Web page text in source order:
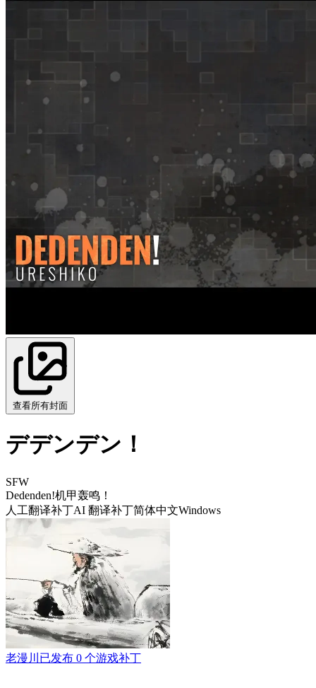
查看所有封面
デデンデン！
SFW
Dedenden!机甲轰鸣！
人工翻译补丁AI 翻译补丁简体中文Windows
老漫川 已发布 0 个游戏补丁